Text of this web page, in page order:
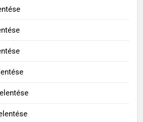
Centenárium jelentése